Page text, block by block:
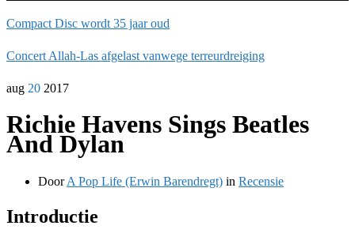
Compact Disc wordt 35 jaar oud
Concert Allah-Las afgelast vanwege terreurdreiging
aug 20 2017
Richie Havens Sings Beatles
And Dylan
DoorA Pop Life (Erwin Barendregt) in Recensie
Introductie